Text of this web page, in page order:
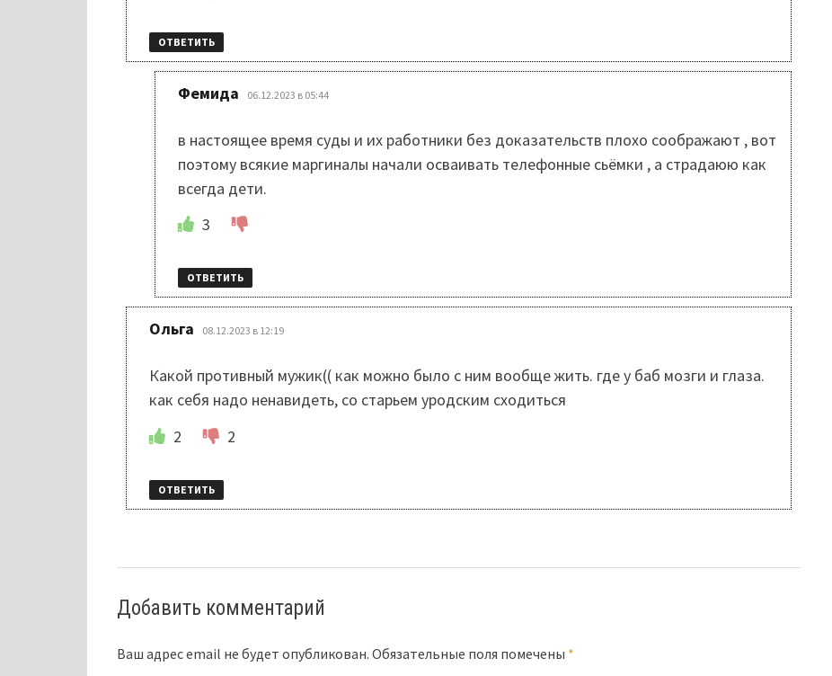
ОТВЕТИТЬ
Фемида 06.12.2023 в 05:44
в настоящее время суды и их работники без доказательств плохо соображают , вот
поэтому всякие маргиналы начали осваивать телефонные сьёмки , а страдаюю как
всегда дети.
3
ОТВЕТИТЬ
Ольга 08.12.2023 в 12:19
Какой противный мужик(( как можно было с ним вообще жить. где у баб мозги и глаза.
как себя надо ненавидеть, со старьем урoдским сходиться
2
2
ОТВЕТИТЬ
Добавить комментарий
Ваш адрес email не будет опубликован. Обязательные поля помечены *